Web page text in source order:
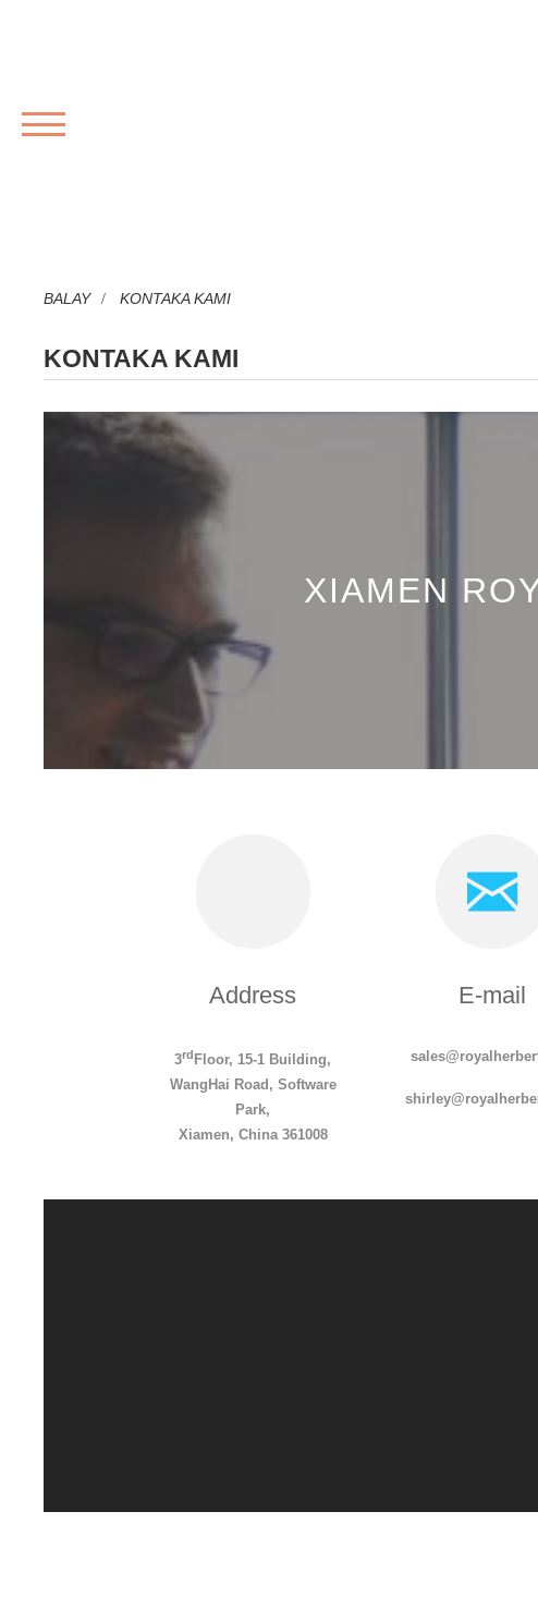
BALAY KONTAKA KAMI
KONTAKA KAMI
XIAMEN
Address
3rdFloor, 15-1 Building,
WangHai Road, Software
Park,
Xiamen, China 361008
E-mail
shirley